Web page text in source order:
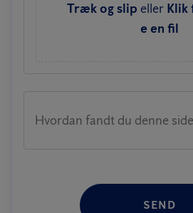
Træk og slip eller Klik
e en fil
Hvordan fandt du denne
SEND